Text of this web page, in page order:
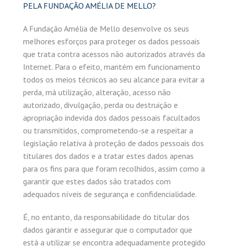
PELA FUNDAÇÃO AMÉLIA DE MELLO?
A Fundação Amélia de Mello desenvolve os seus
melhores esforços para proteger os dados pessoais
que trata contra acessos não autorizados através da
Internet. Para o efeito, mantém em funcionamento
todos os meios técnicos ao seu alcance para evitar a
perda, má utilização, alteração, acesso não
autorizado, divulgação, perda ou destruição e
apropriação indevida dos dados pessoais facultados
ou transmitidos, comprometendo-se a respeitar a
legislação relativa à proteção de dados pessoais dos
titulares dos dados e a tratar estes dados apenas
para os fins para que foram recolhidos, assim como a
garantir que estes dados são tratados com
adequados níveis de segurança e confidencialidade.
É, no entanto, da responsabilidade do titular dos
dados garantir e assegurar que o computador que
está a utilizar se encontra adequadamente protegido